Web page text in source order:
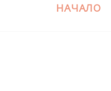
НАЧАЛО